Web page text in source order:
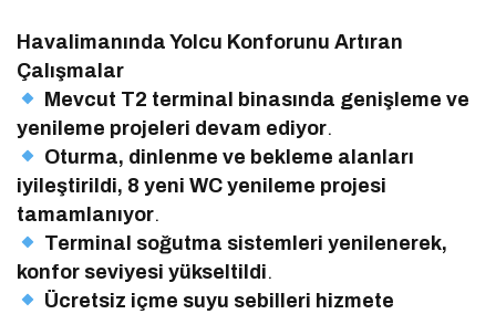
Havalimanında Yolcu Konforunu Artıran
Çalışmalar
Mevcut T2 terminal binasında genişleme ve
yenileme projeleri devam ediyor.
Oturma, dinlenme ve bekleme alanları
iyileştirildi, 8 yeni WC yenileme projesi
tamamlanıyor.
Terminal soğutma sistemleri yenilenerek,
konfor seviyesi yükseltildi.
Ücretsiz içme suyu sebilleri hizmete